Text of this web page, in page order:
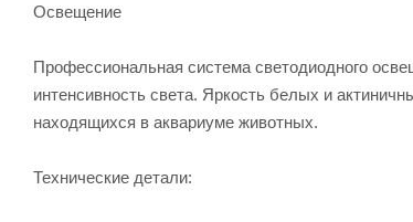
Освещение
Профессиональная система светодиодного
интенсивность света. Яркость белых и
находящихся в аквариуме животных.
Технические детали: